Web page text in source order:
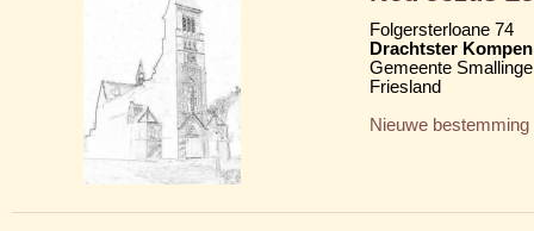
Folgersterloane 74
Drachtster
Gemeente
Friesland
Nieuwe bestemming